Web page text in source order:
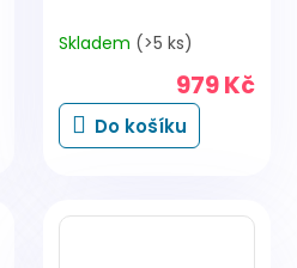
Skladem (>5 ks)
979 Kč
Do košíku